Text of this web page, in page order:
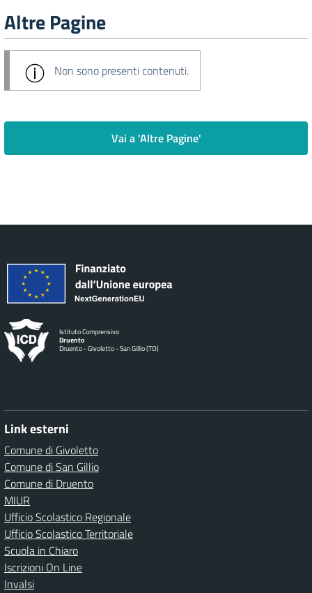
Altre Pagine
Non sono presenti contenuti.
Vai a 'Altre Pagine'
Istituto Comprensivo
Druento
Druento - Givoletto - San Gillio (TO)
Link esterni
Comune di Givoletto
Comune di San Gillio
Comune di Druento
MIUR
Ufficio Scolastico Regionale
Ufficio Scolastico Territoriale
Scuola in Chiaro
Iscrizioni On Line
Invalsi